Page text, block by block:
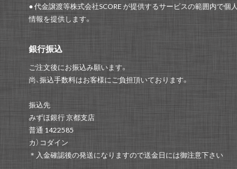
● 代金譲渡等株式会社SCORE が提供するサービスの範囲内で個人
情報を提供します。
銀行振込
ご注文後にお振込み願います。
尚、振込手数料はお客様にご負担頂いております。
振込先
みずほ銀行 京都支店
普通 1422585
カ）コダイン
＊入金確認後の発送になりますので送金日には御注意下さい